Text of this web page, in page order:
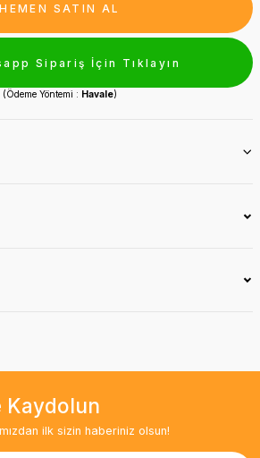
HEMEN SATIN AL
Sipariş İçin Tıklayın
(Ödeme Yöntemi : Havale)
Kaydolun
ilk sizin haberiniz olsun!